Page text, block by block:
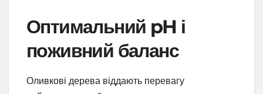
Оптимальний pH і
поживний баланс
Оливкові дерева віддають перевагу